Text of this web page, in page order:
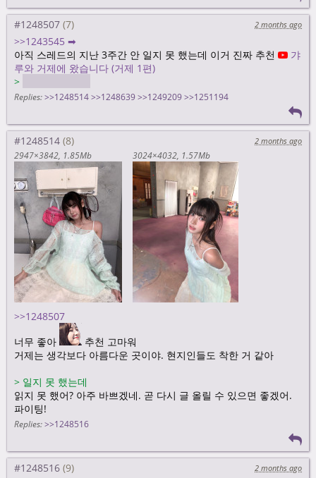
아니, 이번은 그냥 노래 싫어. 예를 들면 소미가 아직 많이 예뻐성
격은 별로인데 ㅋ
풋풋한 리센느가 했다면 너 좋아할 것 같아
풋풋하면 낫지 ㅋㅋ
>안소희 님을 연상시켜?
응, 맞아. 고마워
>진짜? 눈이 완전 다른데
>샤 셔 시 쉐 소리가 많아서 귀에 거슬려
시 셀즈 시쉘즈 바이 더 시 숴어
#1248507 2 months ago
>>1243545 ➡
아직 스레드의 지난 3주간 안 일지 못 했는데 이거 진짜 추천
갸
루와 거제에 왔습니다 (거제 1편)
>
Replies: >>1248514 >>1248639 >>1249209 >>1251194
#1248514
2 months ago
2947×3842 1.85Mb 3024×4032 1.57Mb
>>1248507
너무 좋아
추천 고마워
거제는 생각보다 아름다운 곳이야. 현지인들도 착한 거 같아
> 일지 못 했는데
읽지 못 했어? 아주 바쁘겠네. 곧 다시 글 올릴 수 있으면 좋겠어.
파이팅!
Replies: >>1248516
#1248516
2 months ago